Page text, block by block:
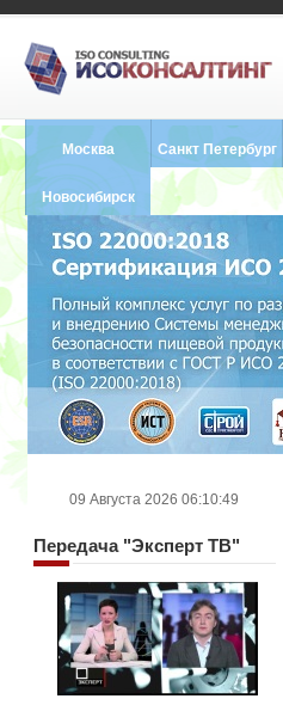
Москва Санкт Петербург
8 (812) 748-2493
Новосибирск
8 (383) 227-8449
09 Августа 2026 06:10:49
Передача"Эксперт ТВ"